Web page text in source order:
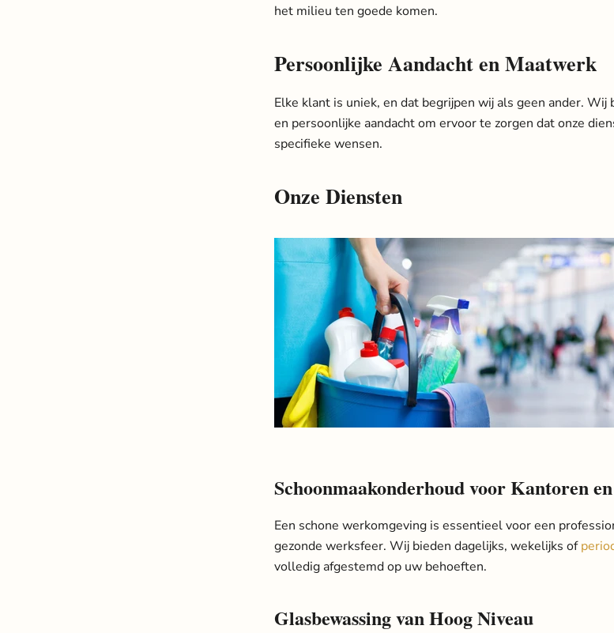
het milieu ten goede komen.
Persoonlijke Aandacht en Maatwerk
Elke klant is uniek, en dat begrijpen wij als geen ander.
en persoonlijke aandacht om ervoor te zorgen dat onze
specifieke wensen.
Onze Diensten
Schoonmaakonderhoud voor Kantoren
Een schone werkomgeving is essentieel voor een
gezonde werksfeer. Wij bieden dagelijks, wekelijks of
volledig afgestemd op uw behoeften.
Glasbewassing van Hoog Niveau